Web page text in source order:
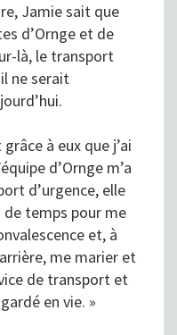
Jamie sait que
d’Ornge et de
là, le transport
ne serait
à eux que j’ai
d’Ornge m’a
d’urgence, elle
de temps pour me
et, à
me marier et
de transport et
en vie. »